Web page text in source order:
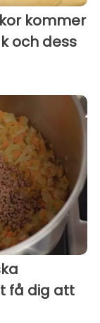
kommer
och dess
få dig att